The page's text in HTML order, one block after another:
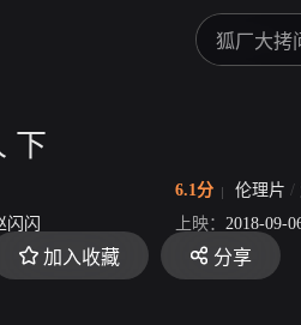
下
6.1分 伦理片 /
闪闪 上映： 2018-09-
加入收藏 分享